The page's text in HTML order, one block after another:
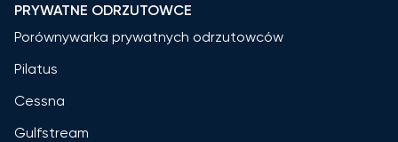
PRYWATNE ODRZUTOWCE
Porównywarka prywatnych odrzutowców
Pilatus
Cessna
Gulfstream